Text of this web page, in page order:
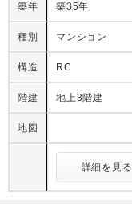
築年 築35年
種別 マンション
構造 RC
階建 地上3階建
地図
詳細を見る